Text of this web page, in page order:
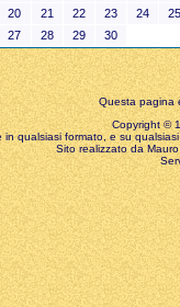
20 21 22 23 24 25
27 28 29 30
Questa pagina
Copyright ©
in qualsiasi formato, e su
Sito realizzato da